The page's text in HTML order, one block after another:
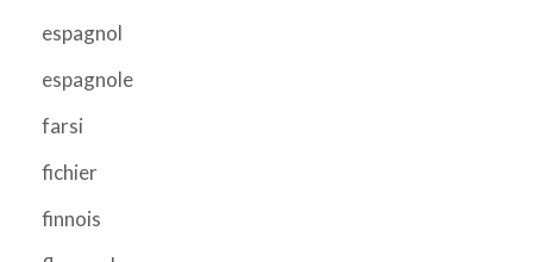
espagnol
espagnole
farsi
fichier
finnois